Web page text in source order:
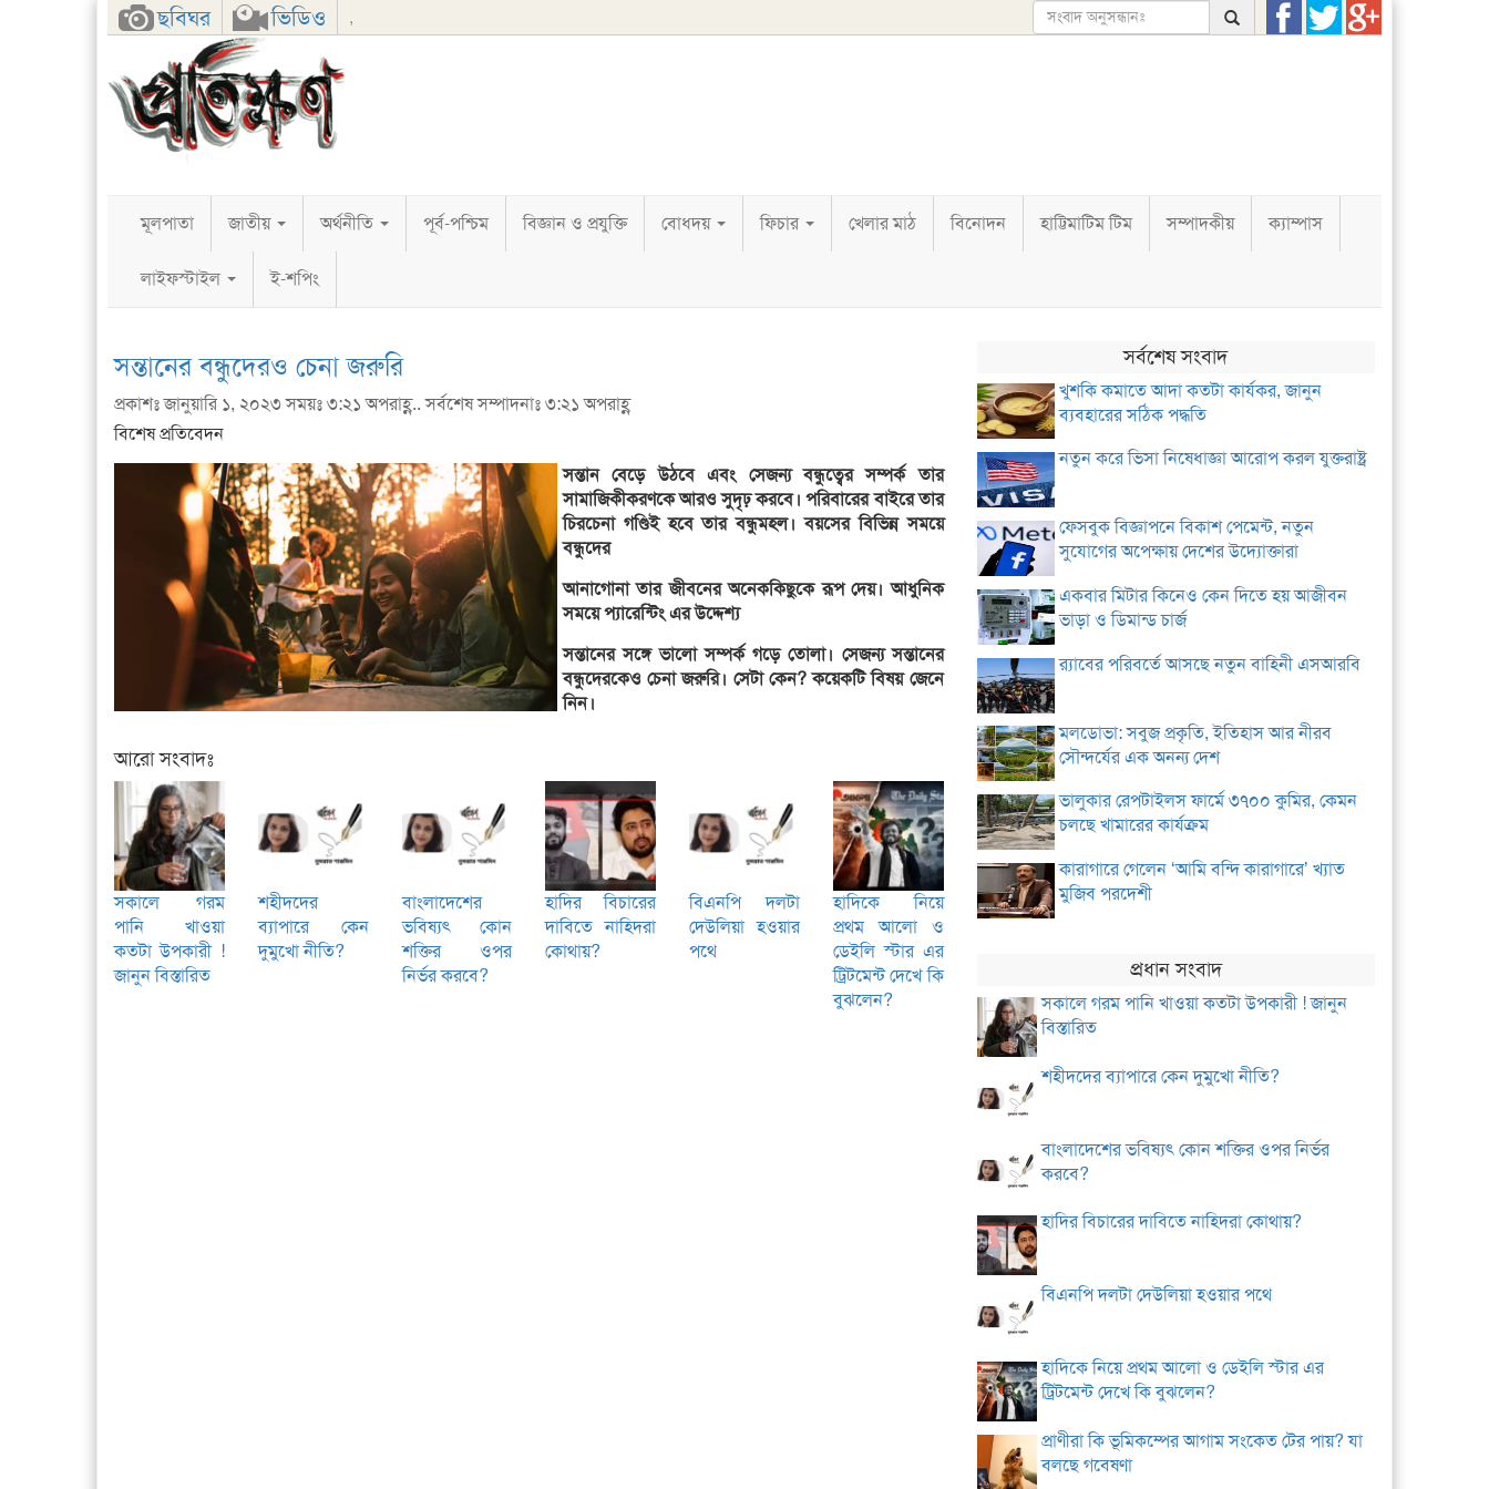
ছবিঘর ভিডিও ,
FacebookTwitterGoogle+
মূলপাতা জাতীয় অর্থনীতি পূর্ব-পশ্চিম বিজ্ঞান ও প্রযুক্তি বোধদয় ফিচার খেলার মাঠ বিনোদন হাট্টিমাটিম টিম সম্পাদকীয় ক্যাম্পাস
লাইফস্টাইল ই-শপিং
সন্তানের বন্ধুদেরও চেনা জরুরি
প্রকাশঃ জানুয়ারি ১, ২০২৩ সময়ঃ ৩:২১ অপরাহ্ণ.. সর্বশেষ সম্পাদনাঃ ৩:২১ অপরাহ্ণ
বিশেষ প্রতিবেদন
সন্তান বেড়ে উঠবে এবং সেজন্য বন্ধুত্বের সম্পর্ক তার
সামাজিকীকরণকে আরও সুদৃঢ় করবে। পরিবারের বাইরে তার
চিরচেনা গণ্ডিই হবে তার বন্ধুমহল। বয়সের বিভিন্ন সময়ে
বন্ধুদের
আনাগোনা তার জীবনের অনেককিছুকে রূপ দেয়। আধুনিক
সময়ে প্যারেন্টিং এর উদ্দেশ্য
সন্তানের সঙ্গে ভালো সম্পর্ক গড়ে তোলা। সেজন্য সন্তানের
বন্ধুদেরকেও চেনা জরুরি। সেটা কেন? কয়েকটি বিষয় জেনে
নিন।
আরো সংবাদঃ
সকালে গরম
পানি খাওয়া
কতটা উপকারী !
জানুন বিস্তারিত
শহীদদের
ব্যাপারে কেন
দুমুখো নীতি?
বাংলাদেশের
ভবিষ্যৎ কোন
শক্তির ওপর
নির্ভর করবে?
হাদির বিচারের
দাবিতে নাহিদরা
কোথায়?
বিএনপি দলটা
দেউলিয়া হওয়ার
পথে
হাদিকে নিয়ে
প্রথম আলো ও
ডেইলি স্টার এর
ট্রিটমেন্ট দেখে কি
বুঝলেন?
সর্বশেষ সংবাদ
খুশকি কমাতে আদা কতটা কার্যকর, জানুন
ব্যবহারের সঠিক পদ্ধতি
নতুন করে ভিসা নিষেধাজ্ঞা আরোপ করল যুক্তরাষ্ট্র
ফেসবুক বিজ্ঞাপনে বিকাশ পেমেন্ট, নতুন
সুযোগের অপেক্ষায় দেশের উদ্যোক্তারা
একবার মিটার কিনেও কেন দিতে হয় আজীবন
ভাড়া ও ডিমান্ড চার্জ
র‌্যাবের পরিবর্তে আসছে নতুন বাহিনী এসআরবি
মলডোভা: সবুজ প্রকৃতি, ইতিহাস আর নীরব
সৌন্দর্যের এক অনন্য দেশ
ভালুকার রেপটাইলস ফার্মে ৩৭০০ কুমির, কেমন
চলছে খামারের কার্যক্রম
কারাগারে গেলেন ‘আমি বন্দি কারাগারে’ খ্যাত
মুজিব পরদেশী
প্রধান সংবাদ
সকালে গরম পানি খাওয়া কতটা উপকারী ! জানুন
বিস্তারিত
শহীদদের ব্যাপারে কেন দুমুখো নীতি?
বাংলাদেশের ভবিষ্যৎ কোন শক্তির ওপর নির্ভর
করবে?
হাদির বিচারের দাবিতে নাহিদরা কোথায়?
বিএনপি দলটা দেউলিয়া হওয়ার পথে
হাদিকে নিয়ে প্রথম আলো ও ডেইলি স্টার এর
ট্রিটমেন্ট দেখে কি বুঝলেন?
প্রাণীরা কি ভূমিকম্পের আগাম সংকেত টের পায়? যা
বলছে গবেষণা